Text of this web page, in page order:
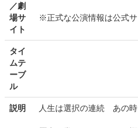
／劇
場サ
イト
※正式な公演情報は公式サ
タイ
ムテ
ーブ
ル
説明 人生は選択の連続 あの時